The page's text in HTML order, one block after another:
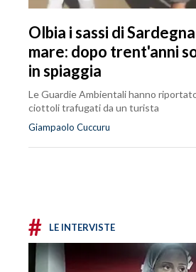
Olbia i sassi di
mare: dopo trent'anni
in spiaggia
Le Guardie Ambientali hanno
ciottoli trafugati da un turista
Giampaolo Cuccuru
# LE INTERVISTE